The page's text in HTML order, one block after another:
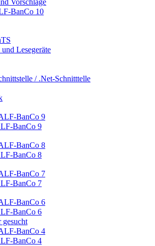
Vorschläge
BanCo 10
Lesegeräte
/ .Net-Schnitttelle
BanCo 9
BanCo 9
BanCo 8
BanCo 8
BanCo 7
BanCo 7
BanCo 6
BanCo 6
BanCo 4
BanCo 4